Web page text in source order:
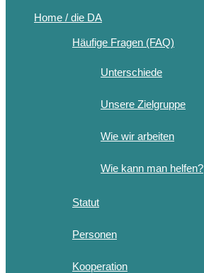
Home / die DA
Häufige Fragen (FAQ)
Unterschiede
Unsere Zielgruppe
Wie wir arbeiten
Wie kann man helfen?
Statut
Personen
Kooperation